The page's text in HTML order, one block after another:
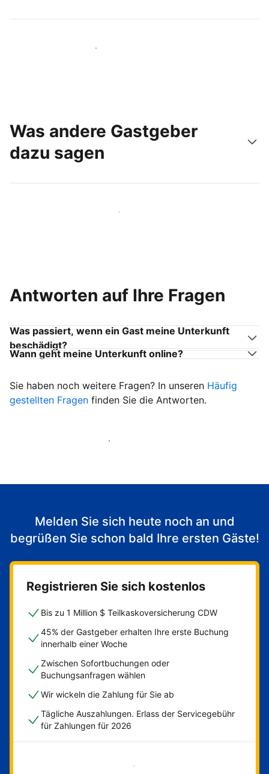
Noch heute neue Gäste erreichen
Was andere Gastgeber
dazu sagen
Schließen Sie sich Gastgebern wie Ihnen an
Antworten auf Ihre Fragen
Was passiert, wenn ein Gast meine Unterkunft
beschädigt?
Wann geht meine Unterkunft online?
Sie haben noch weitere Fragen? In unseren Häufig
gestellten Fragen finden Sie die Antworten.
Heißen Sie ab sofort Gäste willkommen
Melden Sie sich heute noch an und
begrüßen Sie schon bald Ihre ersten Gäste!
Registrieren Sie sich kostenlos
Bis zu 1 Million $ Teilkaskoversicherung CDW
45% der Gastgeber erhalten Ihre erste Buchung
innerhalb einer Woche
Zwischen Sofortbuchungen oder
Buchungsanfragen wählen
Wir wickeln die Zahlung für Sie ab
Tägliche Auszahlungen. Erlass der Servicegebühr
für Zahlungen für 2026
Jetzt loslegen